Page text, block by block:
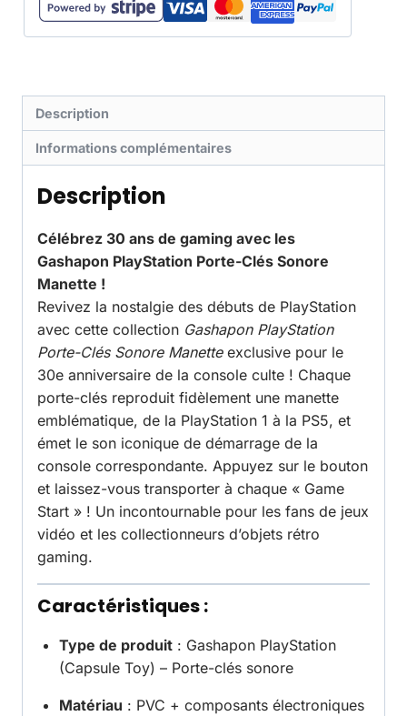
Description
Informations complémentaires
Description
Célébrez 30 ans de gaming avec les
Gashapon PlayStation Porte-Clés Sonore
Manette !
Revivez la nostalgie des débuts de PlayStation
avec cette collection Gashapon PlayStation
Porte-Clés Sonore Manetteexclusive pour le
30e anniversaire de la console culte ! Chaque
porte-clés reproduit fidèlement une manette
emblématique, de la PlayStation 1 à la PS5, et
émet le son iconique de démarrage de la
console correspondante. Appuyez sur le bouton
et laissez-vous transporter à chaque « Game
Start » ! Un incontournable pour les fans de jeux
vidéo et les collectionneurs d’objets rétro
gaming.
Caractéristiques :
Type de produit : Gashapon PlayStation
(Capsule Toy) – Porte-clés sonore
Matériau : PVC + composants électroniques